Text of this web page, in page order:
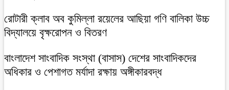
রোটারী ক্লাব অব কুমিল্লা রয়েলের আছিয়া গণি বালিকা উচ্চ
বিদ্যালয়ে বৃক্ষরোপন ও বিতরণ
বাংলাদেশ সাংবাদিক সংস্থা (বাসাস) দেশের সাংবাদিকদের
অধিকার ও পেশাগত মর্যাদা রক্ষায় অঙ্গীকারবদ্ধ